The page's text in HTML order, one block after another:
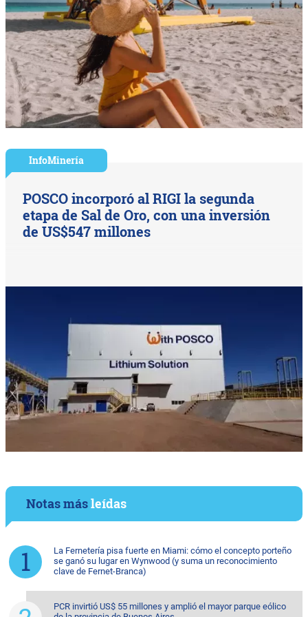
InfoMinería
POSCO incorporó al RIGI la segunda
etapa de Sal de Oro, con una inversión
de US$547 millones
Notas másleídas
La Fernetería pisa fuerte en Miami: cómo el concepto porteño
se ganó su lugar en Wynwood (y suma un reconocimiento
clave de Fernet-Branca)
PCR invirtió US$ 55 millones y amplió el mayor parque eólico